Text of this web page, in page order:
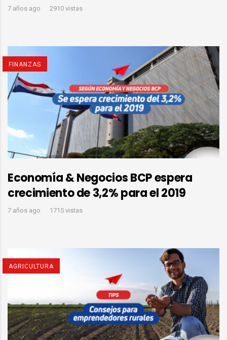
7 años ago 2910 vistas
FINANZAS
Economía & Negocios BCP espera
crecimiento de 3,2% para el 2019
7 años ago 1715 vistas
AGRICULTURA